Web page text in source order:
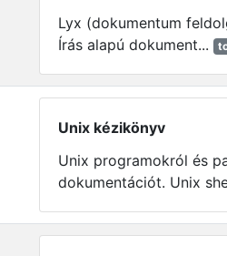
Lyx (dokumentum
Írás alapú dokument...
Unix kézikönyv
Unix programokról és
dokumentációt. Unix